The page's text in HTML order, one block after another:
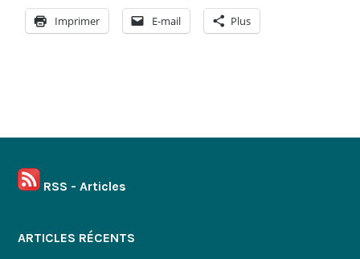
Imprimer E-mail Plus
RSS - Articles
ARTICLES RÉCENTS